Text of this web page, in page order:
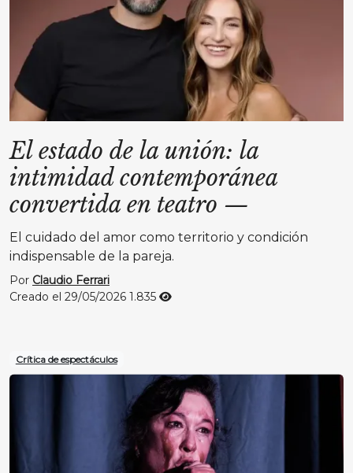
El estado de la unión: la
intimidad contemporánea
convertida en teatro —
El cuidado del amor como territorio y condición
indispensable de la pareja.
Por Claudio Ferrari
Creado el 29/05/2026 1.835
Crítica de espectáculos